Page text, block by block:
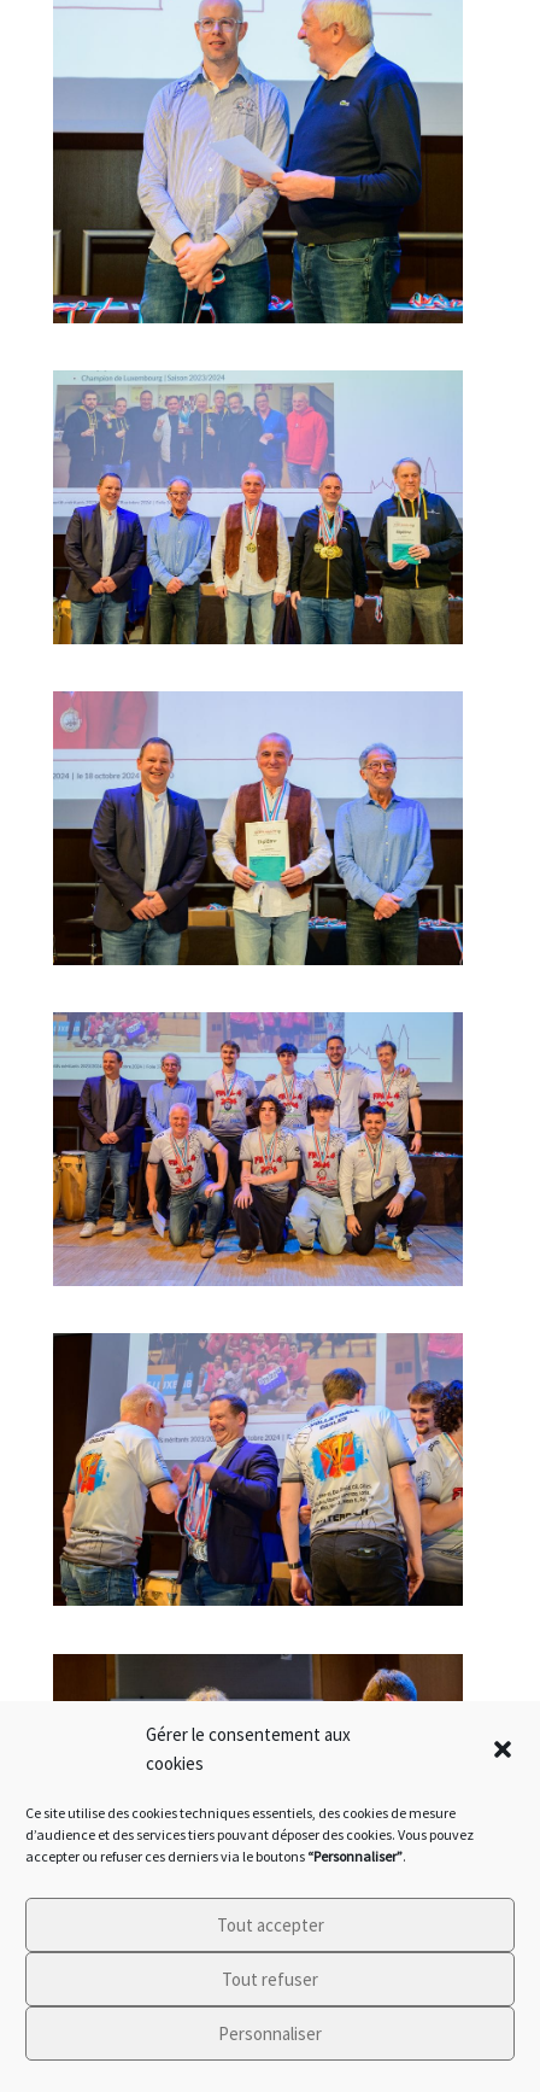
Gérer le consentement aux
cookies
Ce site utilise des cookies techniques essentiels, des cookies de mesure
d’audience et des services tiers pouvant déposer des cookies. Vous pouvez
accepter ou refuser ces derniers via le boutons “Personnaliser”.
Tout accepter
Tout refuser
Personnaliser